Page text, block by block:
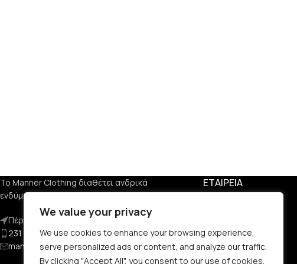
We value your privacy
We use cookies to enhance your browsing experience,
serve personalized ads or content, and analyze our traffic.
By clicking "Accept All", you consent to our use of cookies.
Το Manner Clothing διαθέτει ανδρικά
ενδύματα, υποδήματα και αξεσουάρ.
Πέραν 29, Αμπελόκηπους 561 23
231 124 5038
mannerclothingskg@gmail.com
ΕΤΑΙΡΕΙΑ
Πολιτική Απορρήτου
Τρόποι Αποστολής
Τρόποι Πληρωμής